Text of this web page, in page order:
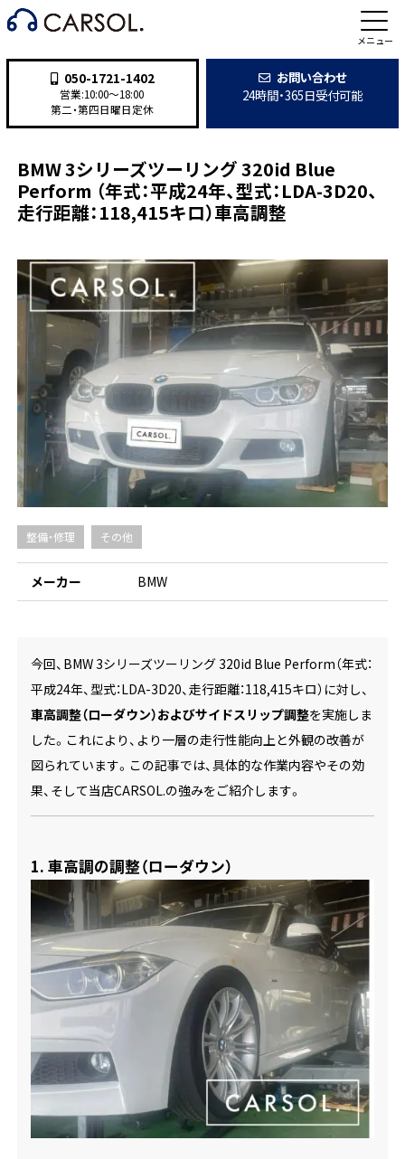
メニュー
050-1721-1402
営業:10:00〜18:00
第二・第四日曜日定休
お問い合わせ
24時間・365日受付可能
施工事例>整備・修理>BMW 3シリーズツーリング 320id Blue Perform （年式：平成
BMW 3シリーズツーリング 320id Blue
Perform （年式：平成24年、型式：LDA-3D20、
走行距離：118,415キロ）車高調整
整備・修理 その他
メーカー BMW
今回、BMW 3シリーズツーリング 320id Blue Perform（年式：
平成24年、型式：LDA-3D20、走行距離：118,415キロ）に対し、
車高調整（ローダウン）およびサイドスリップ調整を実施しま
した。これにより、より一層の走行性能向上と外観の改善が
図られています。この記事では、具体的な作業内容やその効
果、そして当店CARSOL.の強みをご紹介します。
1. 車高調の調整（ローダウン）